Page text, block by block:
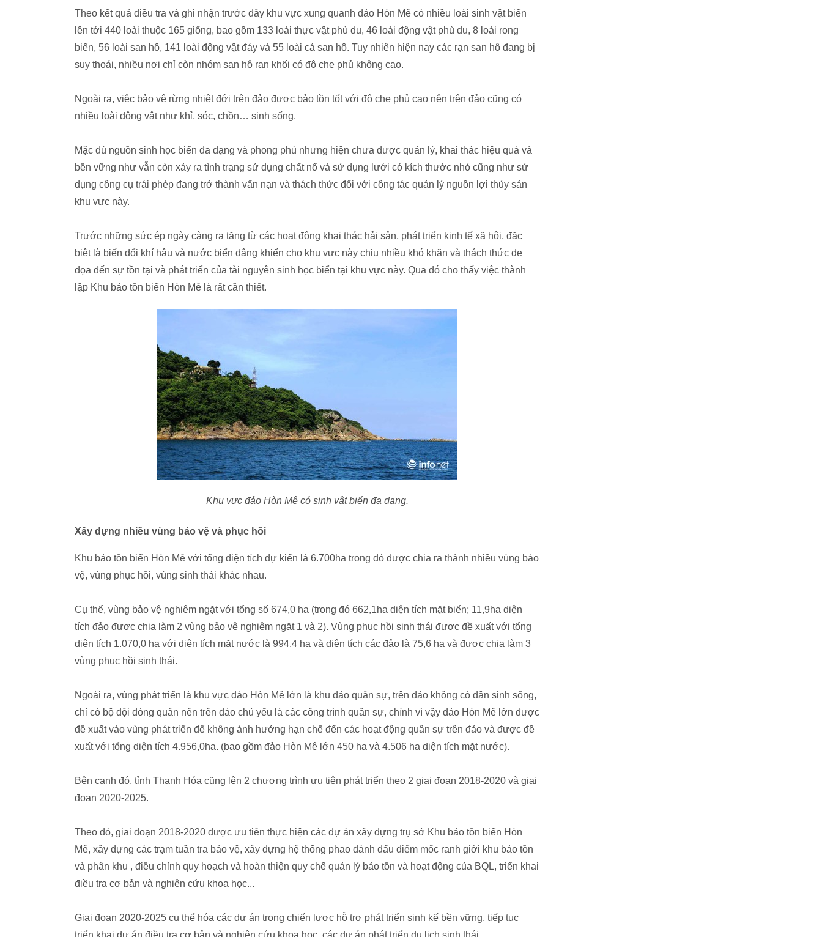
Theo kết quả điều tra và ghi nhận trước đây khu vực xung quanh đảo Hòn Mê có nhiều loài sinh vật biển
lên tới 440 loài thuộc 165 giống, bao gồm 133 loài thực vật phù du, 46 loài động vật phù du, 8 loài rong
biển, 56 loài san hô, 141 loài động vật đáy và 55 loài cá san hô. Tuy nhiên hiện nay các rạn san hô đang bị
suy thoái, nhiều nơi chỉ còn nhóm san hô rạn khối có độ che phủ không cao.
Ngoài ra, việc bảo vệ rừng nhiệt đới trên đảo được bảo tồn tốt với độ che phủ cao nên trên đảo cũng có
nhiều loài động vật như khỉ, sóc, chồn… sinh sống.
Mặc dù nguồn sinh học biển đa dạng và phong phú nhưng hiện chưa được quản lý, khai thác hiệu quả và
bền vững như vẫn còn xảy ra tình trạng sử dụng chất nổ và sử dụng lưới có kích thước nhỏ cũng như sử
dụng công cụ trái phép đang trở thành vấn nạn và thách thức đối với công tác quản lý nguồn lợi thủy sản
khu vực này.
Trước những sức ép ngày càng ra tăng từ các hoạt động khai thác hải sản, phát triển kinh tế xã hội, đặc
biệt là biến đổi khí hậu và nước biển dâng khiến cho khu vực này chịu nhiều khó khăn và thách thức đe
dọa đến sự tồn tại và phát triển của tài nguyên sinh học biển tại khu vực này. Qua đó cho thấy việc thành
lập Khu bảo tồn biển Hòn Mê là rất cần thiết.
Khu vực đảo Hòn Mê có sinh vật biển đa dạng.
Xây dựng nhiều vùng bảo vệ và phục hồi
Khu bảo tồn biển Hòn Mê với tổng diện tích dự kiến là 6.700ha trong đó được chia ra thành nhiều vùng bảo
vệ, vùng phục hồi, vùng sinh thái khác nhau.
Cụ thể, vùng bảo vệ nghiêm ngặt với tổng số 674,0 ha (trong đó 662,1ha diện tích mặt biển; 11,9ha diện
tích đảo được chia làm 2 vùng bảo vệ nghiêm ngặt 1 và 2). Vùng phục hồi sinh thái được đề xuất với tổng
diện tích 1.070,0 ha với diện tích mặt nước là 994,4 ha và diện tích các đảo là 75,6 ha và được chia làm 3
vùng phục hồi sinh thái.
Ngoài ra, vùng phát triển là khu vực đảo Hòn Mê lớn là khu đảo quân sự, trên đảo không có dân sinh sống,
chỉ có bộ đội đóng quân nên trên đảo chủ yếu là các công trình quân sự, chính vì vậy đảo Hòn Mê lớn được
đề xuất vào vùng phát triển để không ảnh hưởng hạn chế đến các hoạt động quân sự trên đảo và được đề
xuất với tổng diện tích 4.956,0ha. (bao gồm đảo Hòn Mê lớn 450 ha và 4.506 ha diện tích mặt nước).
Bên cạnh đó, tỉnh Thanh Hóa cũng lên 2 chương trình ưu tiên phát triển theo 2 giai đoạn 2018-2020 và giai
đoạn 2020-2025.
Theo đó, giai đoạn 2018-2020 được ưu tiên thực hiện các dự án xây dựng trụ sở Khu bảo tồn biển Hòn
Mê, xây dựng các trạm tuần tra bảo vệ, xây dựng hệ thống phao đánh dấu điểm mốc ranh giới khu bảo tồn
và phân khu , điều chỉnh quy hoạch và hoàn thiện quy chế quản lý bảo tồn và hoạt động của BQL, triển khai
điều tra cơ bản và nghiên cứu khoa học...
Giai đoạn 2020-2025 cụ thể hóa các dự án trong chiến lược hỗ trợ phát triển sinh kế bền vững, tiếp tục
triển khai dự án điều tra cơ bản và nghiên cứu khoa học, các dự án phát triển du lịch sinh thái.